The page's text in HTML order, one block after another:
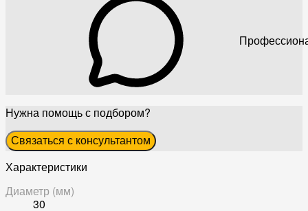
Нужна помощь с подбором?
Связаться с консультантом
Характеристики
Диаметр (мм)
30